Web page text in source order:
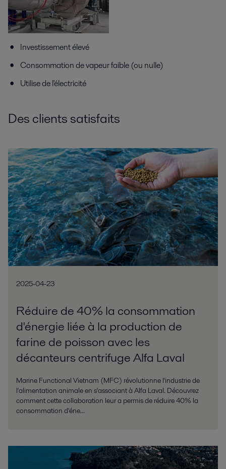
Investissement élevé
Consommation de vapeur faible (ou nulle)
Utilise de l'électricité
Des clients satisfaits
2025-04-23
Réduire de 40% la consommation
d'énergie liée à la production de
farine de poisson avec les
décanteurs centrifuge Alfa Laval
Marine Functional Vietnam (MFC) révolutionne l'industrie de
l'alimentation animale en s'associant à Alfa Laval. Découvrez
comment cette collaboration leur a permis de réduire 40% la
consommation d'éne...